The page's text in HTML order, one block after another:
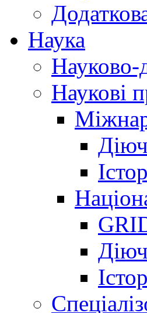
Наука
Науково-
Наукові